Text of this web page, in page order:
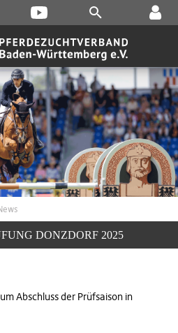
DONZDORF 2025
Abschluss der Prüfsaison in